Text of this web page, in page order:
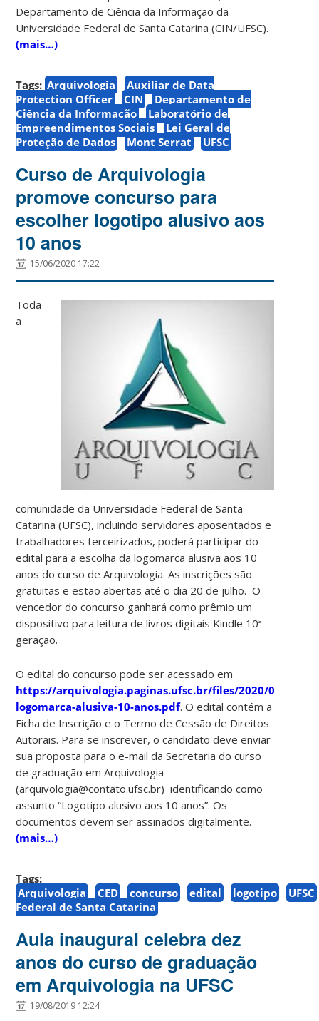
Departamento de Ciência da Informação da
Universidade Federal de Santa Catarina (CIN/UFSC).
(mais…)
Tags: Arquivologia
Auxiliar de Data
Protection Officer
CIN
Departamento de
Ciência da Informação
Laboratório de
Empreendimentos Sociais
Lei Geral de
Proteção de Dados
Mont Serrat UFSC
Curso de Arquivologia
promove concurso para
escolher logotipo alusivo aos
10 anos
15/06/2020 17:22
Toda
a
comunidade da Universidade Federal de Santa
Catarina (UFSC), incluindo servidores aposentados e
trabalhadores terceirizados, poderá participar do
edital para a escolha da logomarca alusiva aos 10
anos do curso de Arquivologia. As inscrições são
gratuitas e estão abertas até o dia 20 de julho. O
vencedor do concurso ganhará como prêmio um
dispositivo para leitura de livros digitais Kindle 10ª
geração.
O edital do concurso pode ser acessado em
https://arquivologia.paginas.ufsc.br/files/2020/06/
logomarca-alusiva-10-anos.pdf. O edital contém a
Ficha de Inscrição e o Termo de Cessão de Direitos
Autorais. Para se inscrever, o candidato deve enviar
sua proposta para o e-mail da Secretaria do curso
de graduação em Arquivologia
(arquivologia@contato.ufsc.br) identificando como
assunto “Logotipo alusivo aos 10 anos”. Os
documentos devem ser assinados digitalmente.
(mais…)
Tags:
Arquivologia
CED concurso edital logotipo
UFSC
Federal de Santa Catarina
Aula inaugural celebra dez
anos do curso de graduação
em Arquivologia na UFSC
19/08/2019 12:24